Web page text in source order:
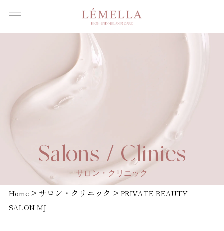
About Us
ルメラについて
Introductory
course
ルメラ導入講習について
Certified
Salons /
Clinics
取扱店舗一覧
News
お知らせ
Salons / Clinics
サロン・クリニック
Home > サロン・クリニック > PRIVATE BEAUTY
SALON MJ